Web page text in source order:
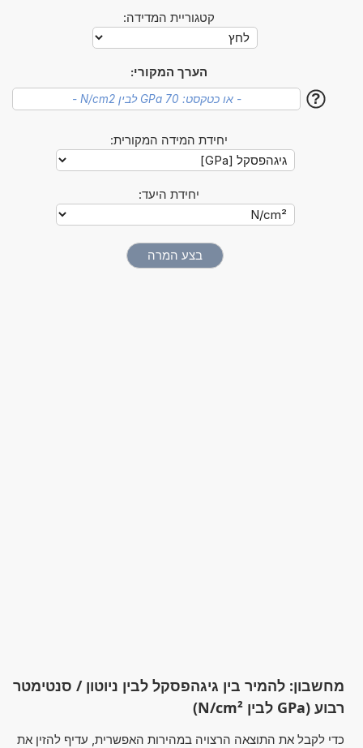
קטגוריית המדידה:
הערך המקורי:
?
יחידת המידה המקורית:
יחידת היעד:
מחשבון: להמיר בין גיגהפסקל לבין ניוטון / סנטימטר
רבוע (GPa לבין N/cm²)
כדי לקבל את התוצאה הרצויה במהירות האפשרית, עדיף להזין את